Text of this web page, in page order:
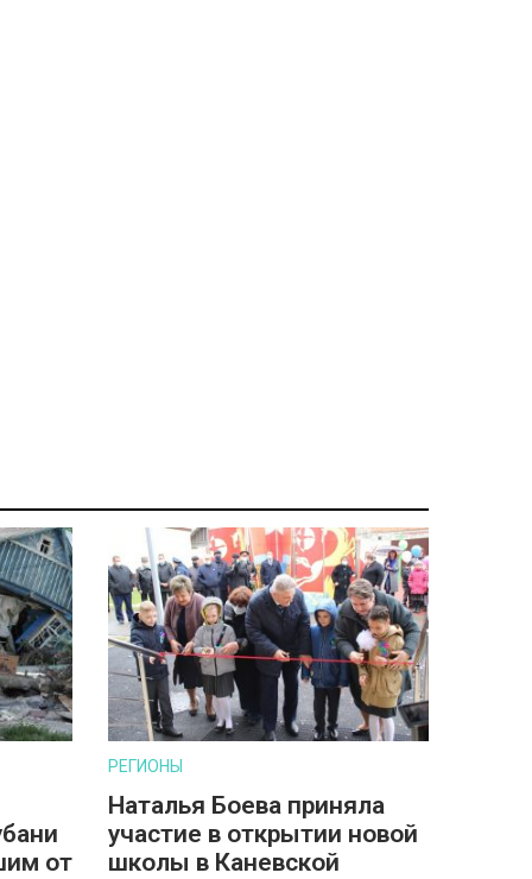
от
РЕГИОНЫ
Наталья Боева приняла
участие в открытии новой
школы в Каневской